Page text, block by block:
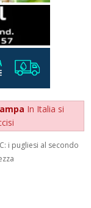
In Italia si
i pugliesi al secondo